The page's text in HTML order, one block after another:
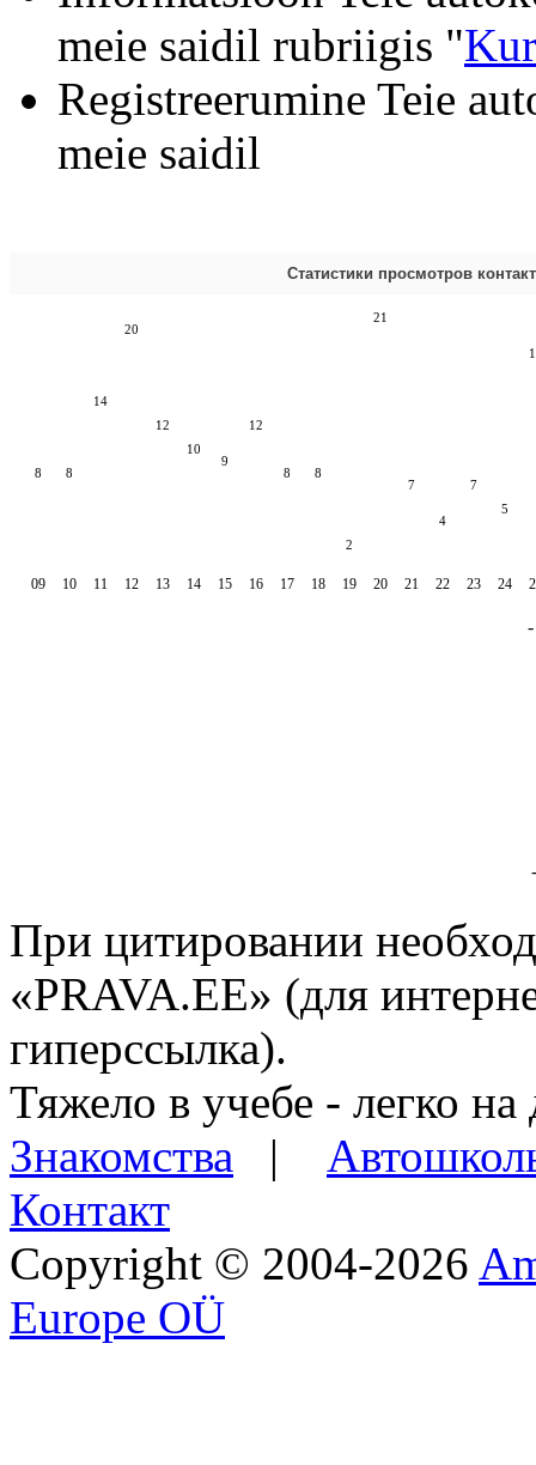
meie saidil rubriigis "
Registreerumine Teie
meie saidil
Статистики просмотров
8
09
8
10
14
11
20
12
12
13
10
14
9
15
12
16
8
17
8
18
2
19
21
20
7
21
4
22
7
23
5
24
При цитировании
«PRAVA.EE» (для
гиперссылка).
Тяжело в учебе - легко на
Знакомства |
Контакт
Copyright © 2004-2026
Europe OÜ